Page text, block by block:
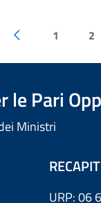
1 2
le Pari
Ministri
URP: 06